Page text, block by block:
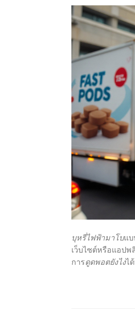
บุหรี่ไฟฟ้ามาโบแบ
เว็บไซต์หรือแอปพ
การดูดพอตยังไงไ